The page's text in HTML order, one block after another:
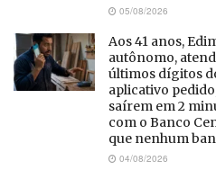
05/08/2026
Aos 41 anos,
autônomo,
últimos dígitos
aplicativo
saírem em 2
com o Banco
que nenhum
04/08/2026